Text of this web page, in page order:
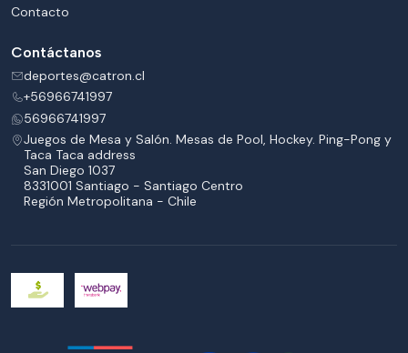
Contacto
Contáctanos
deportes@catron.cl
+56966741997
56966741997
Juegos de Mesa y Salón. Mesas de Pool, Hockey. Ping-Pong y
Taca Taca address
San Diego 1037
8331001 Santiago - Santiago Centro
Región Metropolitana - Chile